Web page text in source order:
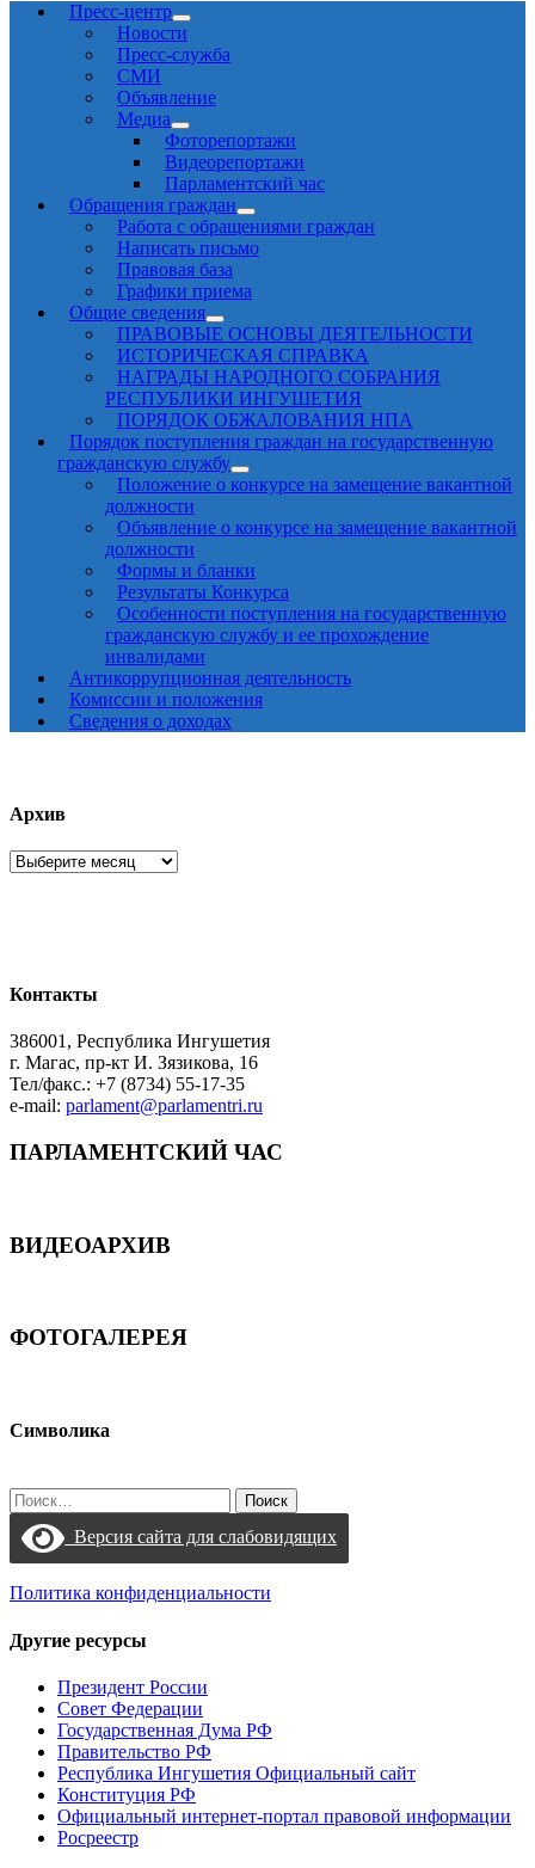
Пресс-центр
Новости
Пресс-служба
СМИ
Объявление
Медиа
Фоторепортажи
Видеорепортажи
Парламентский час
Обращения граждан
Работа с обращениями граждан
Написать письмо
Правовая база
Графики приема
Общие сведения
ПРАВОВЫЕ ОСНОВЫ ДЕЯТЕЛЬНОСТИ
ИСТОРИЧЕСКАЯ СПРАВКА
НАГРАДЫ НАРОДНОГО СОБРАНИЯ
РЕСПУБЛИКИ ИНГУШЕТИЯ
ПОРЯДОК ОБЖАЛОВАНИЯ НПА
Порядок поступления граждан на государственную
гражданскую службу
Положение о конкурсе на замещение вакантной
должности
Объявление о конкурсе на замещение вакантной
должности
Формы и бланки
Результаты Конкурса
Особенности поступления на государственную
гражданскую службу и ее прохождение
инвалидами
Антикоррупционная деятельность
Комиссии и положения
Сведения о доходах
Архив
Архив
Контакты
386001, Республика Ингушетия
г. Магас, пр-кт И. Зязикова, 16
Тел/факс.: +7 (8734) 55-17-35
e-mail: parlament@parlamentri.ru
ПАРЛАМЕНТСКИЙ ЧАС
ВИДЕОАРХИВ
ФОТОГАЛЕРЕЯ
Символика
Найти:
Версия сайта для слабовидящих
Политика конфиденциальности
Другие ресурсы
Президент России
Совет Федерации
Государственная Дума РФ
Правительство РФ
Республика Ингушетия Официальный сайт
Конституция РФ
Официальный интернет-портал правовой информации
Росреестр